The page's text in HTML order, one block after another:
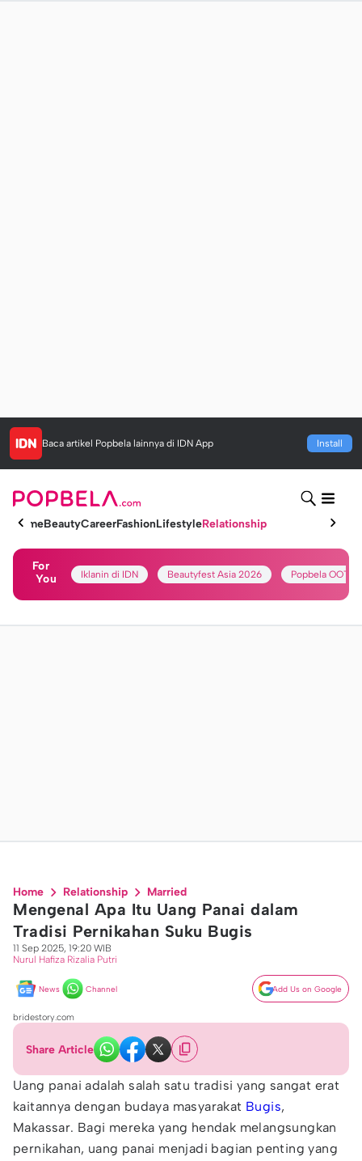
Baca artikel Popbela lainnya di IDN App Install
HomeBeautyCareerFashionLifestyleRelationship
For
You
Iklanin di IDN Beautyfest Asia 2026 Popbela OOTD
Home Relationship Married
Mengenal Apa Itu Uang Panai dalam
Tradisi Pernikahan Suku Bugis
11 Sep 2025, 19:20 WIB
Nurul Hafiza Rizalia Putri
News Channel Add Us on Google
bridestory.com
Share Article
Uang panai adalah salah satu tradisi yang sangat erat
kaitannya dengan budaya masyarakat Bugis,
Makassar. Bagi mereka yang hendak melangsungkan
pernikahan, uang panai menjadi bagian penting yang